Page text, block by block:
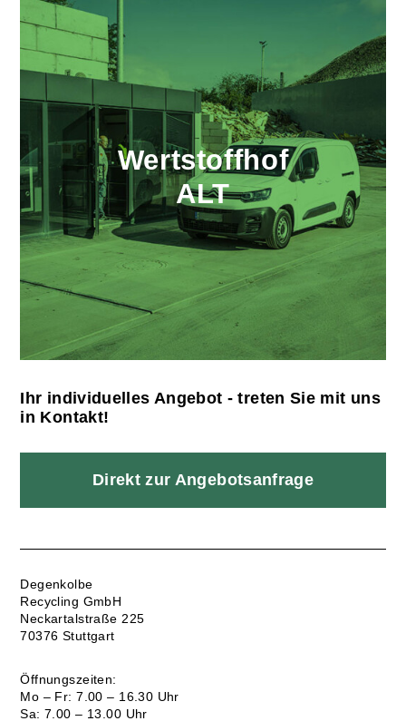
Wertstoffhof
ALT
Ihr individuelles Angebot - ­treten Sie mit uns
in Kontakt!
Direkt zur Angebotsanfrage
Degenkolbe
Recycling GmbH
Neckartalstraße 225
70376 Stuttgart
Öffnungszeiten:
Mo – Fr: 7.00 – 16.30 Uhr
Sa: 7.00 – 13.00 Uhr